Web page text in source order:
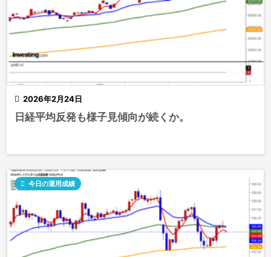
 2026年2月24日
日経平均反発も様子見傾向が続くか。
 今日の運用成績